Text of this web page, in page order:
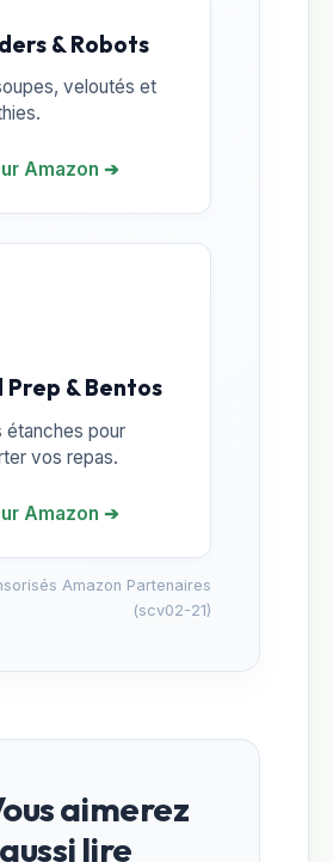
& Robots
veloutés et
Amazon ➔
Prep & Bentos
étanches pour
vos repas.
Amazon ➔
Amazon Partenaires
(scv02-21)
aimerez
aussi lire